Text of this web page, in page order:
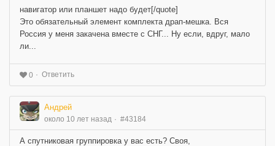
навигатор или планшет надо будет[/quote]
Это обязательный элемент комплекта драп-мешка. Вся
Россия у меня закачена вместе с СНГ... Ну если, вдруг, мало
ли...
0 Ответить
Андрей
около 10 лет назад #43184
А спутниковая группировка у вас есть? Своя,